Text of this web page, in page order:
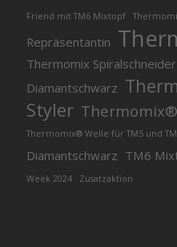
Friend mit TM6 Mixtopf
Repräsentantin
Thermomix Spiralschneider
Diamantschwarz
Styler
Thermomix® Welle für TM5 und
Diamantschwarz TM6
Week 2024
Zusatzaktion